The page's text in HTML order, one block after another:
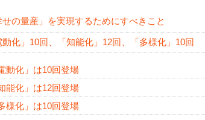
せの量産」を実現するためにすべきこと
動化」10回、「知能化」12回、「多様化」10回
動化」は10回登場
能化」は12回登場
様化」は10回登場